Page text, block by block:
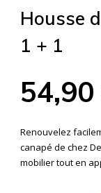
Housse
1 + 1
Renouvelez
canapé de chez
mobilier tout en